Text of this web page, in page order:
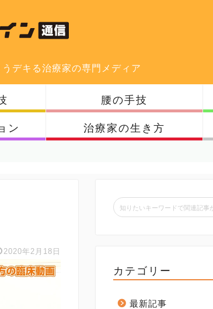
デキる治療家の専門メディア
腰の手技
ン 治療家の生き方
2020年2月18日
カテゴリー
最新記事